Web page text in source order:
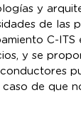
y
de las
C-
y se
caso de que